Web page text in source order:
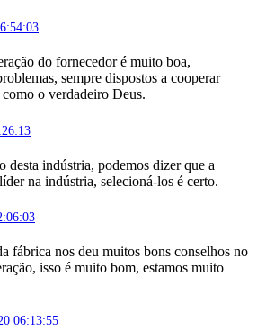
do fornecedor é muito boa,
sempre dispostos a cooperar
o verdadeiro Deus.
desta indústria, podemos dizer que a
na indústria, selecioná-los é certo.
fábrica nos deu muitos bons conselhos no
isso é muito bom, estamos muito
06:13:55